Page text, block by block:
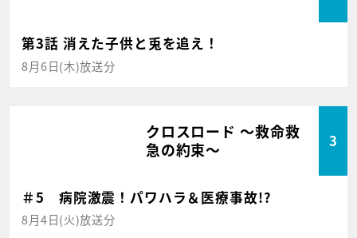
第3話 消えた子供と兎を追え！
8月6日(木)放送分
クロスロード ～救命救
急の約束～
3
＃5 病院激震！パワハラ＆医療事故!?
8月4日(火)放送分